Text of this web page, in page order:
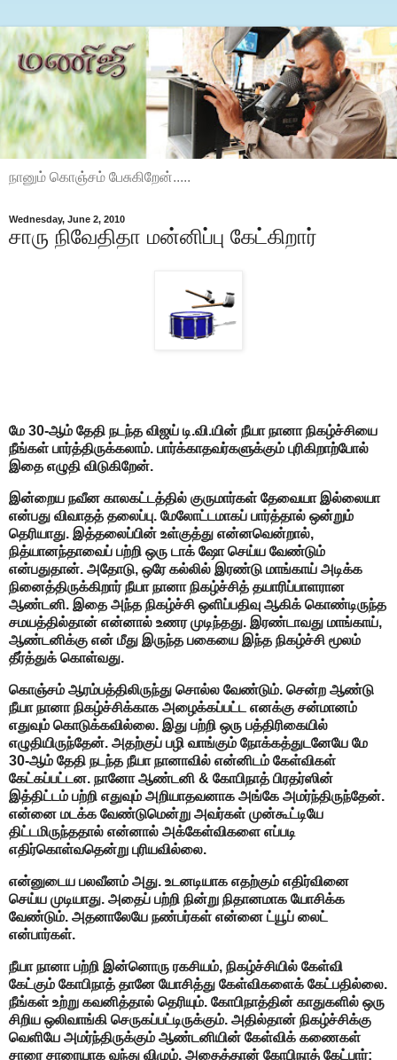
நானும் கொஞ்சம் பேசுகிறேன்.....
Wednesday, June 2, 2010
சாரு நிவேதிதா மன்னிப்பு கேட்கிறார்
மே 30-ஆம் தேதி நடந்த விஜய் டி.வி.யின் நீயா நானா நிகழ்ச்சியை
நீங்கள் பார்த்திருக்கலாம். பார்க்காதவர்களுக்கும் புரிகிறாற்போல்
இதை எழுதி விடுகிறேன்.
இன்றைய நவீன காலகட்டத்தில் குருமார்கள் தேவையா இல்லையா
என்பது விவாதத் தலைப்பு. மேலோட்டமாகப் பார்த்தால் ஒன்றும்
தெரியாது. இத்தலைப்பின் உள்குத்து என்னவென்றால்,
நித்யானந்தாவைப் பற்றி ஒரு டாக் ஷோ செய்ய வேண்டும்
என்பதுதான். அதோடு, ஒரே கல்லில் இரண்டு மாங்காய் அடிக்க
நினைத்திருக்கிறார் நீயா நானா நிகழ்ச்சித் தயாரிப்பாளரான
ஆண்டனி. இதை அந்த நிகழ்ச்சி ஒளிப்பதிவு ஆகிக் கொண்டிருந்த
சமயத்தில்தான் என்னால் உணர முடிந்தது. இரண்டாவது மாங்காய்,
ஆண்டனிக்கு என் மீது இருந்த பகையை இந்த நிகழ்ச்சி மூலம்
தீர்த்துக் கொள்வது.
கொஞ்சம் ஆரம்பத்திலிருந்து சொல்ல வேண்டும். சென்ற ஆண்டு
நீயா நானா நிகழ்ச்சிக்காக அழைக்கப்பட்ட எனக்கு சன்மானம்
எதுவும் கொடுக்கவில்லை. இது பற்றி ஒரு பத்திரிகையில்
எழுதியிருந்தேன். அதற்குப் பழி வாங்கும் நோக்கத்துடனேயே மே
30-ஆம் தேதி நடந்த நீயா நானாவில் என்னிடம் கேள்விகள்
கேட்கப்பட்டன. நானோ ஆண்டனி & கோபிநாத் பிரதர்ஸின்
இத்திட்டம் பற்றி எதுவும் அறியாதவனாக அங்கே அமர்ந்திருந்தேன்.
என்னை மடக்க வேண்டுமென்று அவர்கள் முன்கூட்டியே
திட்டமிருந்ததால் என்னால் அக்கேள்விகளை எப்படி
எதிர்கொள்வதென்று புரியவில்லை.
என்னுடைய பலவீனம் அது. உடனடியாக எதற்கும் எதிர்வினை
செய்ய முடியாது. அதைப் பற்றி நின்று நிதானமாக யோசிக்க
வேண்டும். அதனாலேயே நண்பர்கள் என்னை ட்யூப் லைட்
என்பார்கள்.
நீயா நானா பற்றி இன்னொரு ரகசியம், நிகழ்ச்சியில் கேள்வி
கேட்கும் கோபிநாத் தானே யோசித்து கேள்விகளைக் கேட்பதில்லை.
நீங்கள் உற்று கவனித்தால் தெரியும். கோபிநாத்தின் காதுகளில் ஒரு
சிறிய ஒலிவாங்கி செருகப்பட்டிருக்கும். அதில்தான் நிகழ்ச்சிக்கு
வெளியே அமர்ந்திருக்கும் ஆண்டனியின் கேள்விக் கணைகள்
சாரை சாரையாக வந்து விழும். அதைத்தான் கோபிநாத் கேட்பார்;